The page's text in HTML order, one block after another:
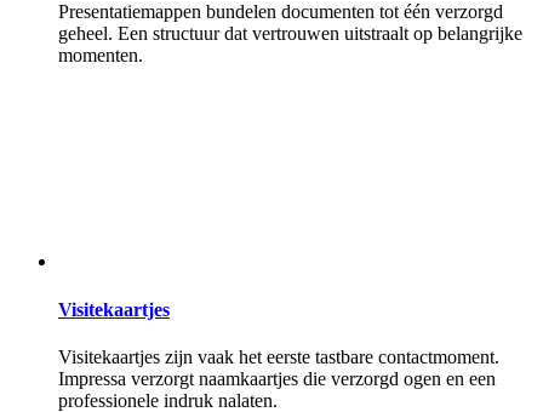
Presentatiemappen bundelen documenten tot één verzorgd
geheel. Een structuur dat vertrouwen uitstraalt op belangrijke
momenten.
Visitekaartjes
Visitekaartjes zijn vaak het eerste tastbare contactmoment.
Impressa verzorgt naamkaartjes die verzorgd ogen en een
professionele indruk nalaten.